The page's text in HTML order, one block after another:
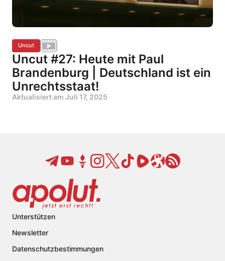
Uncut
Uncut #27: Heute mit Paul
Brandenburg | Deutschland ist ein
Unrechtsstaat!
Aktualisiert am Juli 17, 2025
Unterstützen
Newsletter
Datenschutzbestimmungen